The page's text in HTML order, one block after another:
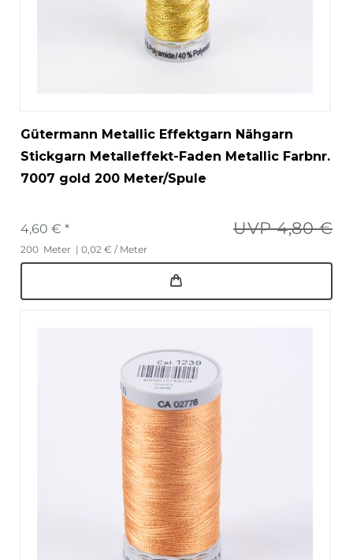
Gütermann Metallic Effektgarn Nähgarn
Stickgarn Metalleffekt-Faden Metallic Farbnr.
7007 gold 200 Meter/Spule
UVP 4,80 €
4,60 € *
200 Meter | 0,02 € / Meter